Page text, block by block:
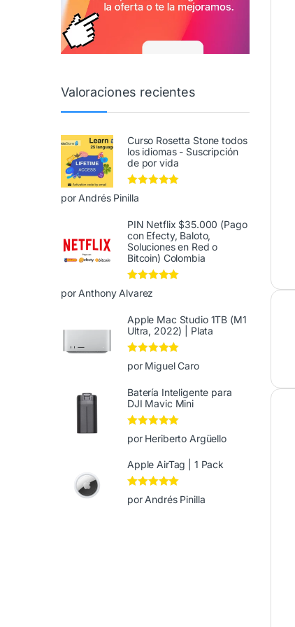
Valoraciones recientes
Curso Rosetta Stone todos
los idiomas - Suscripción
de por vida
Valorado en
de 5
por Andrés Pinilla
PIN Netflix $35.000 (Pago
con Efecty, Baloto,
Soluciones en Red o
Bitcoin) Colombia
Valorado en
de 5
por Anthony Alvarez
Apple Mac Studio 1TB (M1
Ultra, 2022) | Plata
Valorado en 5
de 5
por Miguel Caro
Batería Inteligente para
DJI Mavic Mini
Valorado en
5
de 5
por Heriberto Argüello
Apple AirTag | 1 Pack
Valorado en5
de 5
por Andrés Pinilla